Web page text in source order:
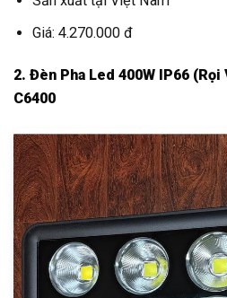
Giá: 4.270.000 đ
2. Đèn Pha Led 400W IP66
C6400